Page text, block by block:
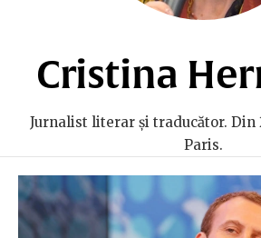
Cristina
Jurnalist literar și traducător. Din
Paris.